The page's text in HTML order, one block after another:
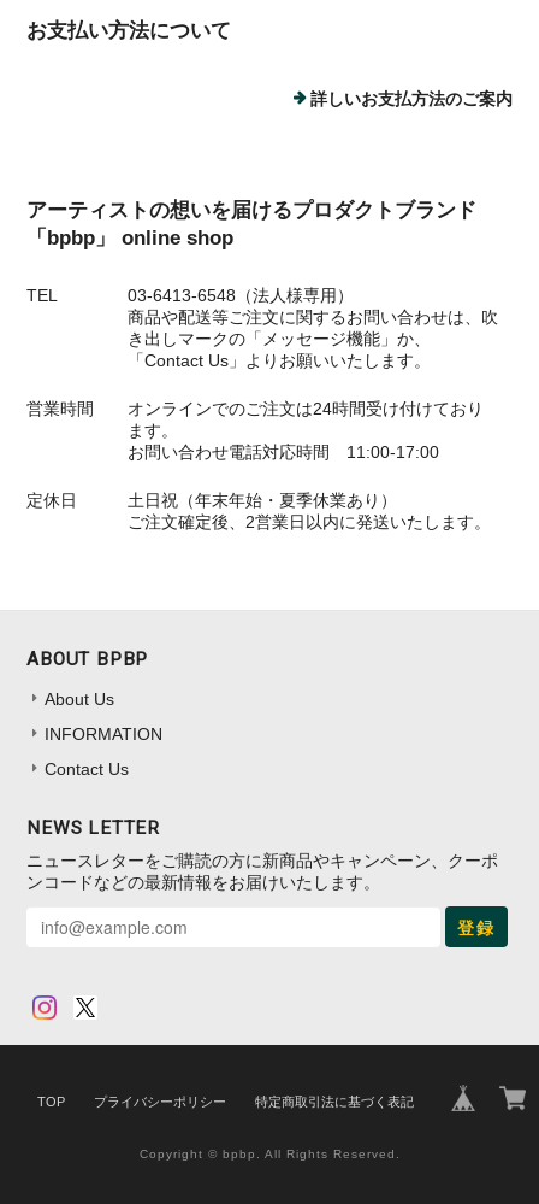
お支払い方法について
詳しいお支払方法のご案内
アーティストの想いを届けるプロダクトブランド
「bpbp」 online shop
TEL
03-6413-6548（法人様専用）
商品や配送等ご注文に関するお問い合わせは、吹
き出しマークの「メッセージ機能」か、
「Contact Us」よりお願いいたします。
営業時間
オンラインでのご注文は24時間受け付けており
ます。
お問い合わせ電話対応時間 11:00-17:00
定休日
土日祝（年末年始・夏季休業あり）
ご注文確定後、2営業日以内に発送いたします。
ABOUT BPBP
About Us
INFORMATION
Contact Us
NEWS LETTER
ニュースレターをご購読の方に新商品やキャンペーン、クーポ
ンコードなどの最新情報をお届けいたします。
登録
TOP プライバシーポリシー 特定商取引法に基づく表記
Copyright © bpbp. All Rights Reserved.